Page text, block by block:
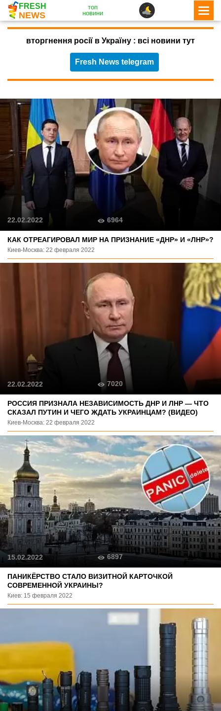
FRESH
NEWS
топ
новини
вторгнення росії в Україну : всі новини тут
Fresh News telegram
КАК ОТРЕАГИРОВАЛ МИР НА ПРИЗНАНИЕ «ДНР» И «ЛНР»?
Киев-Москва: 22 февраля 2022
22.02.2022 6964
РОССИЯ ПРИЗНАЛА НЕЗАВИСИМОСТЬ ДНР И ЛНР — ЧТО
СКАЗАЛ ПУТИН И ЧЕГО ЖДАТЬ УКРАИНЦАМ? (ВИДЕО)
Киев-Москва: 22 февраля 2022
22.02.2022 7020
ПАНИКЁРСТВО СТАЛО ВИЗИТНОЙ КАРТОЧКОЙ
СОВРЕМЕННОЙ УКРАИНЫ?
Киев: 15 февраля 2022
15.02.2022 6897